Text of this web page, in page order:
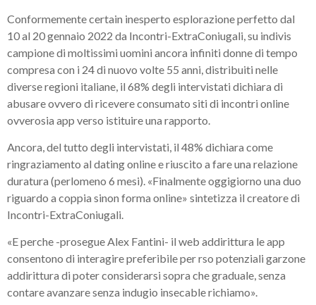
Conformemente certain inesperto esplorazione perfetto dal
10 al 20 gennaio 2022 da Incontri-ExtraConiugali, su indivis
campione di moltissimi uomini ancora infiniti donne di tempo
compresa con i 24 di nuovo volte 55 anni, distribuiti nelle
diverse regioni italiane, il 68% degli intervistati dichiara di
abusare ovvero di ricevere consumato siti di incontri online
ovverosia app verso istituire una rapporto.
Ancora, del tutto degli intervistati, il 48% dichiara come
ringraziamento al dating online e riuscito a fare una relazione
duratura (perlomeno 6 mesi). «Finalmente oggigiorno una duo
riguardo a coppia sinon forma online» sintetizza il creatore di
Incontri-ExtraConiugali.
«E perche -prosegue Alex Fantini- il web addirittura le app
consentono di interagire preferibile per rso potenziali garzone
addirittura di poter considerarsi sopra che graduale, senza
contare avanzare senza indugio insecable richiamo».